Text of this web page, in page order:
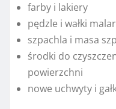
farby i lakiery
pędzle i wałki
szpachla i masa
środki do
powierzchni
nowe uchwyty i